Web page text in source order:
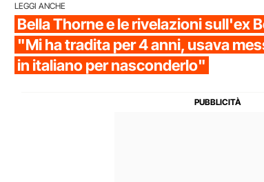
LEGGI ANCHE
Bella Thorne e le rivelazioni sull'ex
"Mi ha tradita per 4 anni, usava
in italiano per nasconderlo"